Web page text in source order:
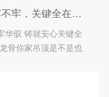
龙骨吊顶装得牢不牢，关键全在这根 “看不见” 的龙骨
华驭 铸就安心关键全
骨你家吊顶是不是也